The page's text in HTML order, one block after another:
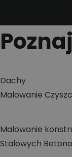
Dachy
Malowanie
Malowanie
Stalowych